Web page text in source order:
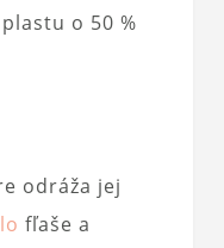
o 50 %
odráža jej
fľaše a